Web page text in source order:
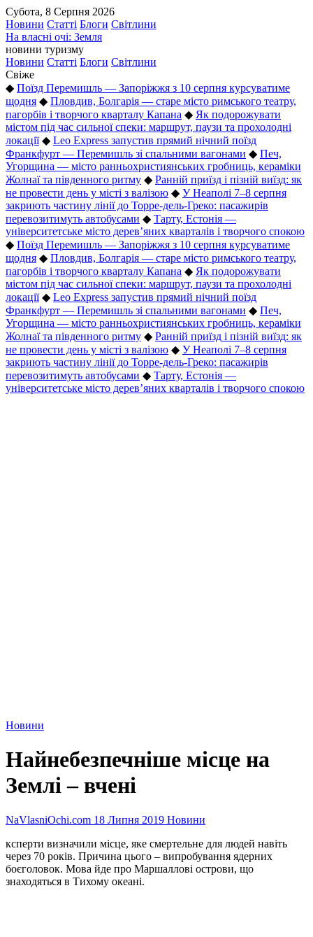
Субота, 8 Серпня 2026
Новини Статті Блоги Світлини
На власні очі: Земля
новини туризму
Новини Статті Блоги Світлини
Свіже
◆ Поїзд Перемишль — Запоріжжя з 10 серпня курсуватиме
щодня ◆ Пловдив, Болгарія — старе місто римського театру,
пагорбів і творчого кварталу Капана ◆ Як подорожувати
містом під час сильної спеки: маршрут, паузи та прохолодні
локації ◆ Leo Express запустив прямий нічний поїзд
Франкфурт — Перемишль зі спальними вагонами ◆ Печ,
Угорщина — місто ранньохристиянських гробниць, кераміки
Жолнаї та південного ритму ◆ Ранній приїзд і пізній виїзд: як
не провести день у місті з валізою ◆ У Неаполі 7–8 серпня
закриють частину лінії до Торре-дель-Греко: пасажирів
перевозитимуть автобусами ◆ Тарту, Естонія —
університетське місто дерев’яних кварталів і творчого спокою
◆ Поїзд Перемишль — Запоріжжя з 10 серпня курсуватиме
щодня ◆ Пловдив, Болгарія — старе місто римського театру,
пагорбів і творчого кварталу Капана ◆ Як подорожувати
містом під час сильної спеки: маршрут, паузи та прохолодні
локації ◆ Leo Express запустив прямий нічний поїзд
Франкфурт — Перемишль зі спальними вагонами ◆ Печ,
Угорщина — місто ранньохристиянських гробниць, кераміки
Жолнаї та південного ритму ◆ Ранній приїзд і пізній виїзд: як
не провести день у місті з валізою ◆ У Неаполі 7–8 серпня
закриють частину лінії до Торре-дель-Греко: пасажирів
перевозитимуть автобусами ◆ Тарту, Естонія —
університетське місто дерев’яних кварталів і творчого спокою
Новини
Найнебезпечніше місце на
Землі – вчені
NaVlasniOchi.com 18 Липня 2019 Новини
ксперти визначили місце, яке смертельне для людей навіть
через 70 років. Причина цього – випробування ядерних
боєголовок. Мова йде про Маршаллові острови, що
знаходяться в Тихому океані.